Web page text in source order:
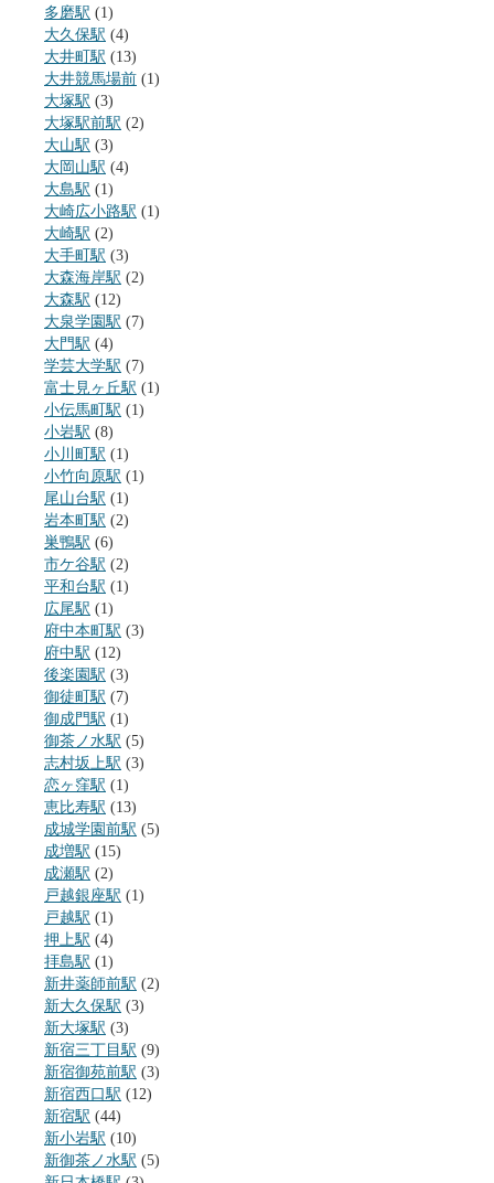
多磨駅 (1)
大久保駅 (4)
大井町駅 (13)
大井競馬場前 (1)
大塚駅 (3)
大塚駅前駅 (2)
大山駅 (3)
大岡山駅 (4)
大島駅 (1)
大崎広小路駅 (1)
大崎駅 (2)
大手町駅 (3)
大森海岸駅 (2)
大森駅 (12)
大泉学園駅 (7)
大門駅 (4)
学芸大学駅 (7)
富士見ヶ丘駅 (1)
小伝馬町駅 (1)
小岩駅 (8)
小川町駅 (1)
小竹向原駅 (1)
尾山台駅 (1)
岩本町駅 (2)
巣鴨駅 (6)
市ケ谷駅 (2)
平和台駅 (1)
広尾駅 (1)
府中本町駅 (3)
府中駅 (12)
後楽園駅 (3)
御徒町駅 (7)
御成門駅 (1)
御茶ノ水駅 (5)
志村坂上駅 (3)
恋ヶ窪駅 (1)
恵比寿駅 (13)
成城学園前駅 (5)
成増駅 (15)
成瀬駅 (2)
戸越銀座駅 (1)
戸越駅 (1)
押上駅 (4)
拝島駅 (1)
新井薬師前駅 (2)
新大久保駅 (3)
新大塚駅 (3)
新宿三丁目駅 (9)
新宿御苑前駅 (3)
新宿西口駅 (12)
新宿駅 (44)
新小岩駅 (10)
新御茶ノ水駅 (5)